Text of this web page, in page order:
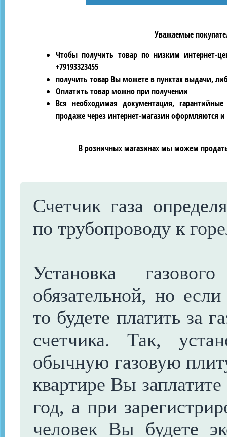
Уважаемые
Чтобы получить товар по низким интернет-
+79193323455
получить товар Вы можете в пунктах выдачи,
Оплатить товар можно при получении
Вся необходимая документация,
продаже через интернет-магазин оформляются
В розничных магазинах мы можем
Счетчик газа
по трубопроводу к
Установка
обязательной, но
то будете платить за
счетчика. Так,
обычную газовую
квартире Вы
год, а при
человек Вы будете